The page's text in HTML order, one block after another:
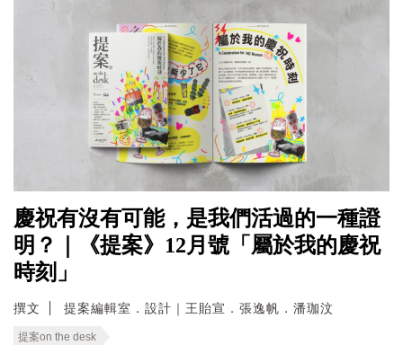
慶祝有沒有可能，是我們活過的一種證
明？｜《提案》12月號「屬於我的慶祝
時刻」
撰文 提案編輯室．設計｜王貽宣．張逸帆．潘珈汶
提案on the desk